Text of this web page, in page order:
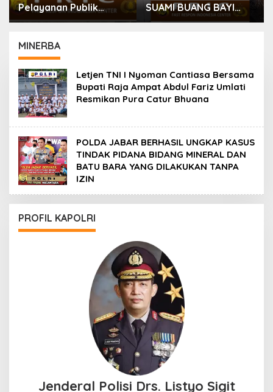
Pelayanan Publik
Modern, Korlantas
Penghargaan Presisi
Berkat SIM Digital dan
e-BPKB
SUAMI BUANG BAYI
USAI MELAHIRKAN
MINERBA
Letjen TNI I Nyoman Cantiasa Bersama
Bupati Raja Ampat Abdul Fariz Umlati
Resmikan Pura Catur Bhuana
POLDA JABAR BERHASIL UNGKAP KASUS
TINDAK PIDANA BIDANG MINERAL DAN
BATU BARA YANG DILAKUKAN TANPA
IZIN
PROFIL KAPOLRI
Jenderal Polisi Drs. Listyo Sigit